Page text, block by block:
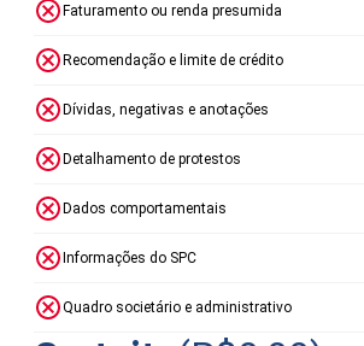
Faturamento ou renda presumida
Recomendação e limite de crédito
Dívidas, negativas e anotações
Detalhamento de protestos
Dados comportamentais
Informações do SPC
Quadro societário e administrativo